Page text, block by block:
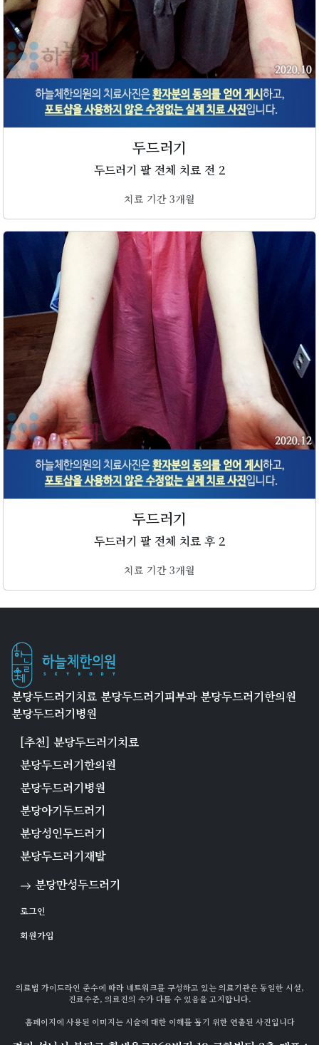
두드러기
두드러기 팔 전체 치료 전 2
치료 기간 3개월
두드러기
두드러기 팔 전체 치료 후 2
치료 기간 3개월
분당두드러기치료 분당두드러기피부과 분당두드러기한의원
분당두드러기병원
[추천] 분당두드러기치료
분당두드러기한의원
분당두드러기병원
분당아기두드러기
분당성인두드러기
분당두드러기재발
분당만성두드러기
로그인
회원가입
의료법 가이드라인 준수에 따라 네트워크를 구성하고 있는 의료기관은 동일한 시설,
진료수준, 의료진의 수가 다를 수 있음을 고지합니다.
홈페이지에 사용된 이미지는 시술에 대한 이해를 돕기 위한 연출된 사진입니다